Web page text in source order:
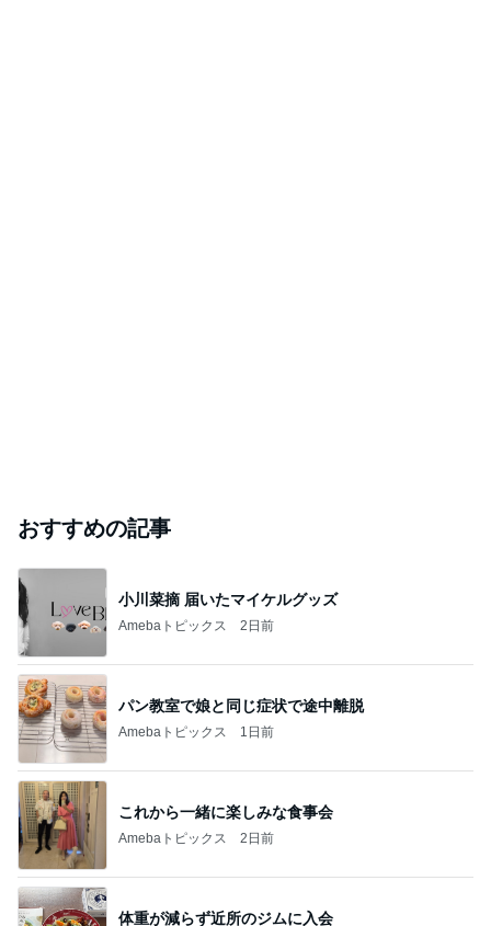
おすすめの記事
小川菜摘 届いたマイケルグッズ
Amebaトピックス 2日前
パン教室で娘と同じ症状で途中離脱
Amebaトピックス 1日前
これから一緒に楽しみな食事会
Amebaトピックス 2日前
体重が減らず近所のジムに入会